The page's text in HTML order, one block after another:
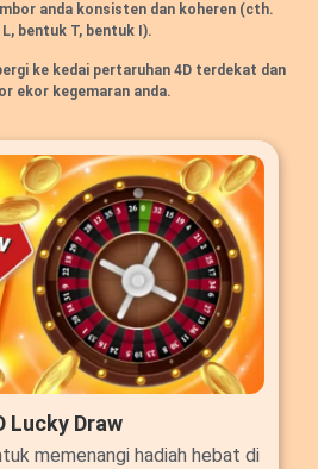
anda konsisten dan koheren (cth.
bentuk T, bentuk I).
ke kedai pertaruhan 4D terdekat dan
ekor kegemaran anda.
Lucky Draw
memenangi hadiah hebat di